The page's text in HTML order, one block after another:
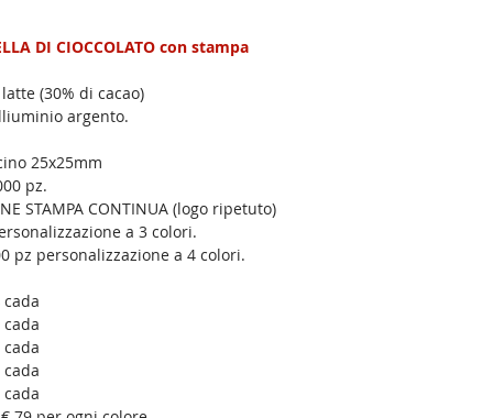
DI CIOCCOLATO con stampa
(30% di cacao)
argento.
25x25mm
pz.
STAMPA CONTINUA (logo ripetuto)
a 3 colori.
pz personalizzazione a 4 colori.
cada
cada
cada
cada
cada